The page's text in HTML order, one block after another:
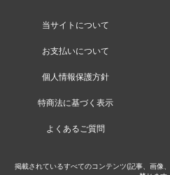
当サイトについて
お支払いについて
個人情報保護方針
特商法に基づく表示
よくあるご質問
掲載されているすべてのコンテンツ(記事、画像